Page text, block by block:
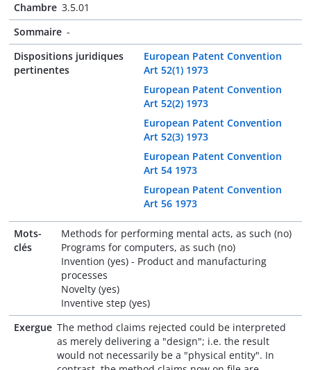
Chambre 3.5.01
Sommaire -
Dispositions juridiques
pertinentes
European Patent Convention
Art 52(1) 1973
European Patent Convention
Art 52(2) 1973
European Patent Convention
Art 52(3) 1973
European Patent Convention
Art 54 1973
European Patent Convention
Art 56 1973
Mots-
clés
Methods for performing mental acts, as such (no)
Programs for computers, as such (no)
Invention (yes) - Product and manufacturing
processes
Novelty (yes)
Inventive step (yes)
Exergue The method claims rejected could be interpreted
as merely delivering a "design"; i.e. the result
would not necessarily be a "physical entity". In